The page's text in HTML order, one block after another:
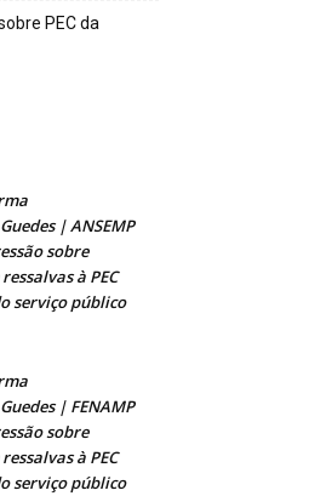
PEC da
| ANSEMP
sobre
à PEC
serviço público
| FENAMP
sobre
à PEC
serviço público